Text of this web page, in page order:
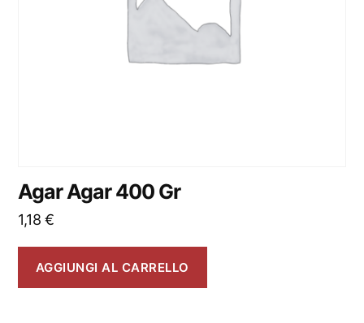
Agar Agar 400 Gr
1,18€
AGGIUNGI AL CARRELLO